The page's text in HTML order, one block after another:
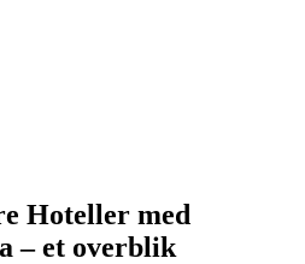
Hoteller med
– et overblik